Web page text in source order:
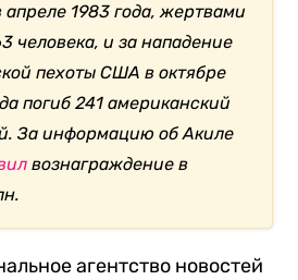
1983 года, жертвами
человека, и за нападение
пехоты США в октябре
погиб 241 американский
За информацию об Акиле
вознаграждение в
агентство новостей